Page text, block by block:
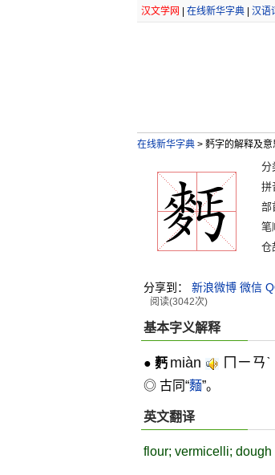
汉文学网 在线新华字典| 汉语
在线新华字典 >麫字的解释及意
分
拼
部
笔
仓
分享到： 新浪微博 微信
阅读(3042次)
基本字义解释
● 麫 miàn ㄇㄧㄢˋ
◎ 古同“麵”。
英文翻译
flour; vermicelli; dough